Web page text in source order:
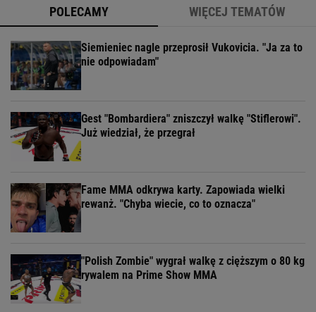
POLECAMY WIĘCEJ TEMATÓW
Siemieniec nagle przeprosił Vukovicia. "Ja za to
nie odpowiadam"
Gest "Bombardiera" zniszczył walkę "Stiflerowi".
Już wiedział, że przegrał
Fame MMA odkrywa karty. Zapowiada wielki
rewanż. "Chyba wiecie, co to oznacza"
"Polish Zombie" wygrał walkę z cięższym o 80 kg
rywalem na Prime Show MMA